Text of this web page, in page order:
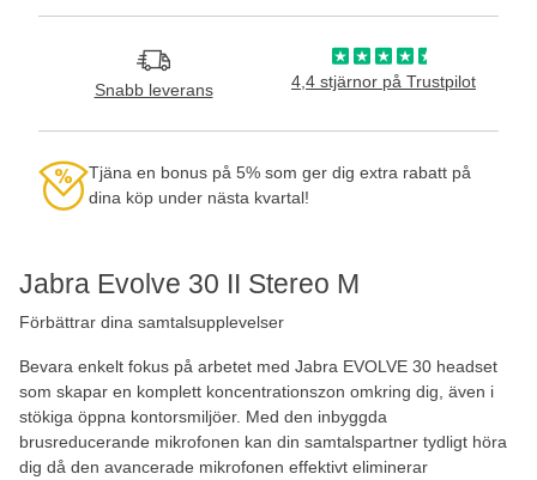
Jabra Evolve 30 II Stereo M
Förbättrar dina samtalsupplevelser
Bevara enkelt fokus på arbetet med Jabra EVOLVE 30 headset
som skapar en komplett koncentrationszon omkring dig, även i
stökiga öppna kontorsmiljöer. Med den inbyggda
brusreducerande mikrofonen kan din samtalspartner tydligt höra
dig då den avancerade mikrofonen effektivt eliminerar
Snabb leverans 4,4 stjärnor på Trustpilot
Tjäna en bonus på 5% som ger dig extra rabatt på
dina köp under nästa kvartal!